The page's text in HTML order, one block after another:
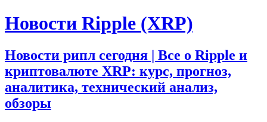
Новости Ripple (XRP)
Новости рипл сегодня | Все о Ripple и
криптовалюте XRP: курс, прогноз,
аналитика, технический анализ,
обзоры